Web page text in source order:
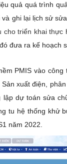
quả quá trình
ghi lại lịch sử
cho triển khai thực
đưa ra kế hoạch
PMIS vào
xuất điện,
dự toán sửa
tu hệ thống khử
năm 2022.